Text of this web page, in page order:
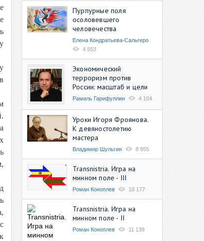
Пурпурные поля
осоловевшего
человечества
Елена Кондратьева-Сальгеро
4 553
Экономический
терроризм против
России: масштаб и цели
Рамиль Гарифуллин 4 104
Уроки Игоря Фроянова.
К девяностолетию
мастера
Владимир Шульгин 8 955
Transnistria. Игра на
минном поле - III
Роман Коноплев 10 177
Transnistria. Игра на
минном поле - II
Роман Коноплев 11 139